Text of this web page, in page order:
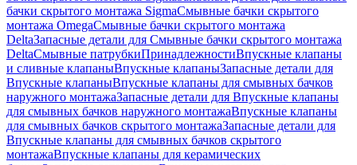
бачки скрытого монтажа SigmaСмывные бачки скрытого
монтажа OmegaСмывные бачки скрытого монтажа
DeltaЗапасные детали для Смывные бачки скрытого монтажа
DeltaСмывные патрубкиПринадлежностиВпускные клапаны
и сливные клапаныВпускные клапаныЗапасные детали для
Впускные клапаныВпускные клапаны для смывных бачков
наружного монтажаЗапасные детали для Впускные клапаны
для смывных бачков наружного монтажаВпускные клапаны
для смывных бачков скрытого монтажаЗапасные детали для
Впускные клапаны для смывных бачков скрытого
монтажаВпускные клапаны для керамических